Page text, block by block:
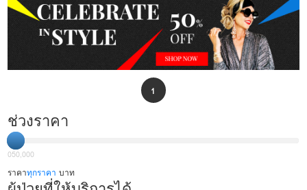
1
ช่วงราคา
050,000
ราคาทุกราคา บาท